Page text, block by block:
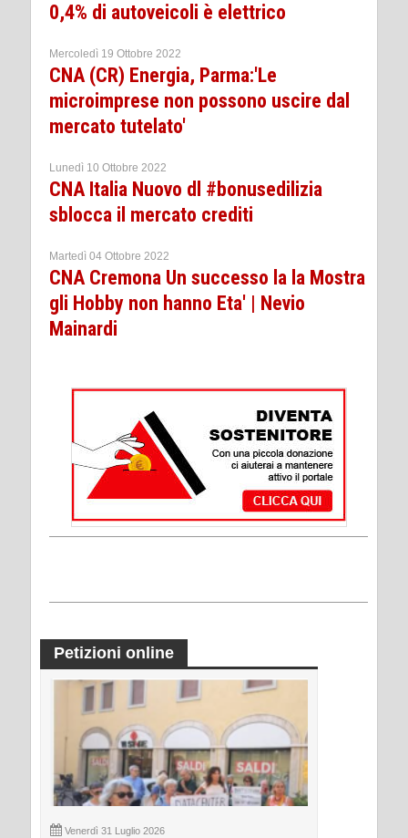
0,4% di autoveicoli è elettrico
Mercoledì 19 Ottobre 2022
CNA (CR) Energia, Parma:'Le
microimprese non possono uscire dal
mercato tutelato'
Lunedì 10 Ottobre 2022
CNA Italia Nuovo dl #bonusedilizia
sblocca il mercato crediti
Martedì 04 Ottobre 2022
CNA Cremona Un successo la la Mostra
gli Hobby non hanno Eta' | Nevio
Mainardi
Petizioni online
Venerdì 31 Luglio 2026